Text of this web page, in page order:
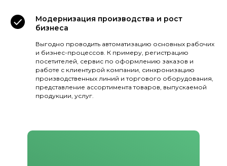
Модернизация производства и рост
бизнеса
Выгодно проводить автоматизацию основных рабочих
и бизнес-процессов. К примеру, регистрацию
посетителей, сервис по оформлению заказов и
работе с клиентурой компании, синхронизацию
производственных линий и торгового оборудования,
представление ассортимента товаров, выпускаемой
продукции, услуг.